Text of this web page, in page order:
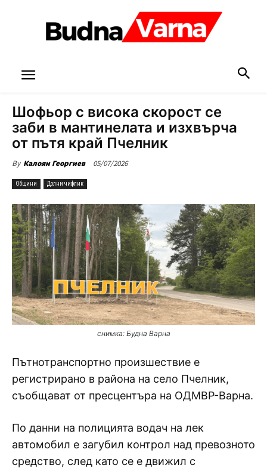
Шофьор с висока скорост се
заби в мантинелата и изхвърча
от пътя край Пчелник
By Калоян Георгиев 05/07/2026
Общини Долни чифлик
снимка: Будна Варна
Пътнотранспортно произшествие е
регистрирано в района на село Пчелник,
съобщават от пресцентъра на ОДМВР-Варна.
По данни на полицията водач на лек
автомобил е загубил контрол над превозното
средство, след като се е движил с